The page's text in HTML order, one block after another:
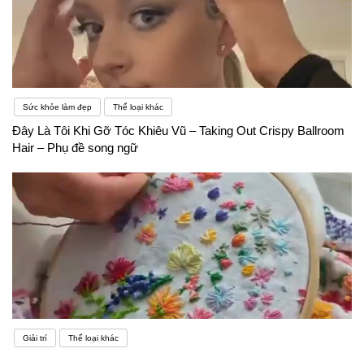
Sức khỏe làm đẹp Thể loại khác
Đây Là Tôi Khi Gỡ Tóc Khiêu Vũ – Taking Out Crispy Ballroom
Hair – Phụ đề song ngữ
Giải trí Thể loại khác